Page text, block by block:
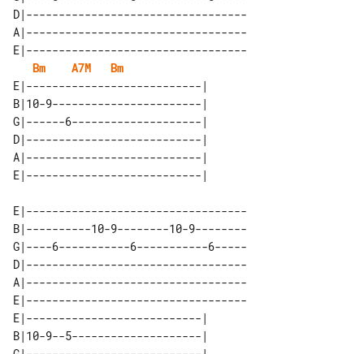
D|----------------------------------
A|----------------------------------
E|----------------------------------
Bm
A7M
Bm
E|---------------------------|
B|10-9-----------------------|
G|------6--------------------|
D|---------------------------|
A|---------------------------|
E|----------------------------------
B|----------10-9--------10-9--------
G|----6-----------6-----------6-----
D|----------------------------------
A|----------------------------------
E|----------------------------------
E|---------------------------|
B|10-9--5--------------------|